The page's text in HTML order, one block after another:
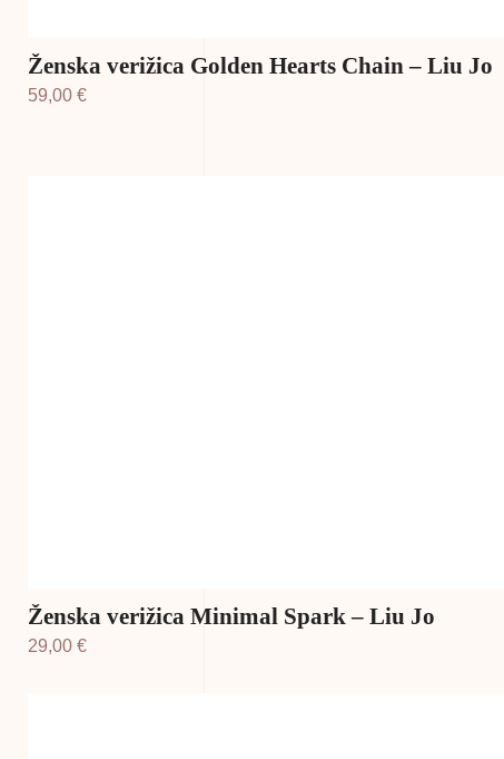
Ženska verižica Golden Hearts Chain – Liu Jo
59,00 €
Ženska verižica Minimal Spark – Liu Jo
29,00 €